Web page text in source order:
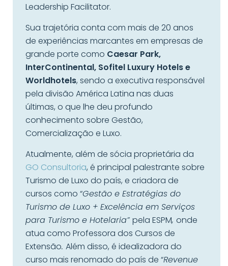
Leadership Facilitator.
Sua trajetória conta com mais de 20 anos
de experiências marcantes em empresas de
grande porte como Caesar Park,
InterContinental, Sofitel Luxury Hotels e
Worldhotels, sendo a executiva responsável
pela divisão América Latina nas duas
últimas, o que lhe deu profundo
conhecimento sobre Gestão,
Comercialização e Luxo.
Atualmente, além de sócia proprietária da
GO Consultoria, é principal palestrante sobre
Turismo de Luxo do país, e criadora de
cursos como “Gestão e Estratégias do
Turismo de Luxo + Excelência em Serviços
para Turismo e Hotelaria”pela ESPM, onde
atua como Professora dos Cursos de
Extensão. Além disso, é idealizadora do
curso mais renomado do país de “Revenue